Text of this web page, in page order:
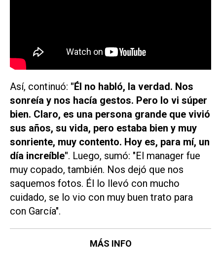
Así, continuó: "Él no habló, la verdad. Nos
sonreía y nos hacía gestos. Pero lo vi súper
bien. Claro, es una persona grande que vivió
sus años, su vida, pero estaba bien y muy
sonriente, muy contento. Hoy es, para mí, un
día increíble". Luego, sumó: "El manager fue
muy copado, también. Nos dejó que nos
saquemos fotos. Él lo llevó con mucho
cuidado, se lo vio con muy buen trato para
con García".
MÁS INFO